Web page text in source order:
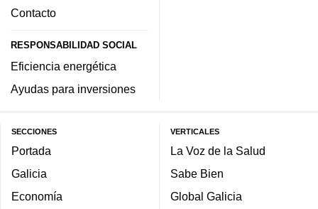
Contacto
RESPONSABILIDAD SOCIAL
Eficiencia energética
Ayudas para inversiones
SECCIONES
Portada
Galicia
Economía
VERTICALES
La Voz de la Salud
Sabe Bien
Global Galicia